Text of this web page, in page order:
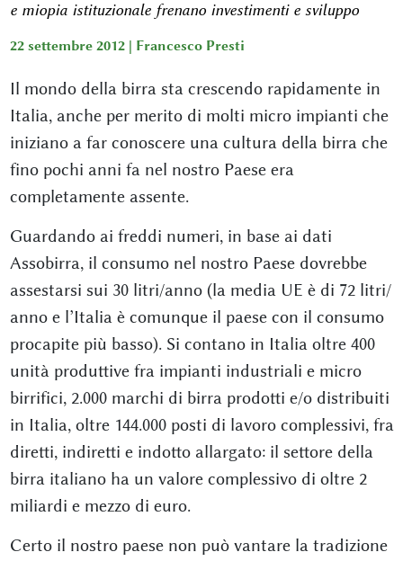
e miopia istituzionale frenano investimenti e sviluppo
22 settembre 2012 | Francesco Presti
Il mondo della birra sta crescendo rapidamente in
Italia, anche per merito di molti micro impianti che
iniziano a far conoscere una cultura della birra che
fino pochi anni fa nel nostro Paese era
completamente assente.
Guardando ai freddi numeri, in base ai dati
Assobirra, il consumo nel nostro Paese dovrebbe
assestarsi sui 30 litri/anno (la media UE è di 72 litri/
anno e l’Italia è comunque il paese con il consumo
procapite più basso). Si contano in Italia oltre 400
unità produttive fra impianti industriali e micro
birrifici, 2.000 marchi di birra prodotti e/o distribuiti
in Italia, oltre 144.000 posti di lavoro complessivi, fra
diretti, indiretti e indotto allargato: il settore della
birra italiano ha un valore complessivo di oltre 2
miliardi e mezzo di euro.
Certo il nostro paese non può vantare la tradizione